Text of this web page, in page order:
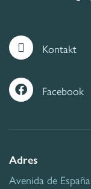
Kontakt
Facebook
Adres
Avenida de